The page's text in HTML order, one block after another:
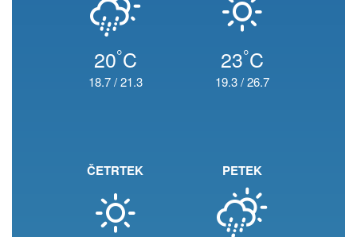
20°C
18.7/21.3
23°C
19.3/26.7
ČETRTEK PETEK